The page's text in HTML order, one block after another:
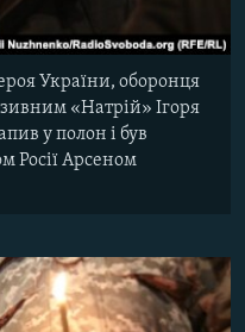
України, оборонця
«Натрій» Ігоря
у полон і був
Росії Арсеном